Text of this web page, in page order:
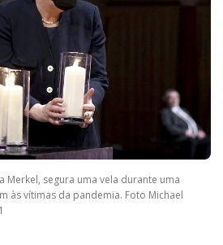
Merkel, segura uma vela durante uma
às vítimas da pandemia. Foto Michael